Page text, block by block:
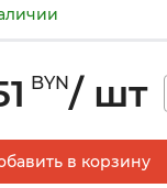
BYN/ шт
в корзину